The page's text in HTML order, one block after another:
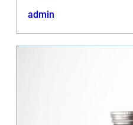
admin